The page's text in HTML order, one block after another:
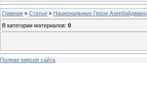
Главная » Статьи » Национальные Герои Азербайджана
В категории материалов: 0
Полная версия сайта